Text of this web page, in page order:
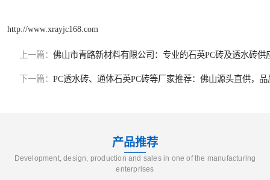
http://www.xrayjc168.com
上一篇： 佛山市青路新材料有限公司：专业的石英PC砖及透水砖供
下一篇： PC透水砖、通体石英PC砖等厂家推荐：佛山源头直供，品
产品推荐
Development, design, production and sales in one of the manufacturing
enterprises